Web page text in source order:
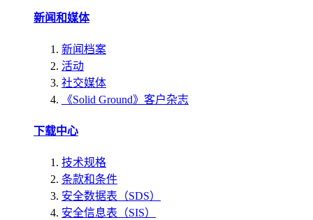
新闻和媒体
新闻档案
活动
社交媒体
《Solid Ground》客户杂志
下载中心
技术规格
条款和条件
安全数据表（SDS）
安全信息表（SIS）